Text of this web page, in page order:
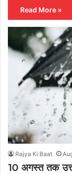
Read More »
Rajya Ki Baat
10 अगस्त तक